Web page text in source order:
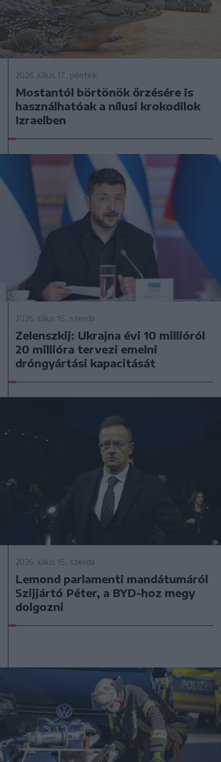
2026. július 17., péntek
Mostantól börtönök őrzésére is
használhatóak a nílusi krokodilok
Izraelben
2026. július 15., szerda
Zelenszkij: Ukrajna évi 10 millióról
20 millióra tervezi emelni
dróngyártási kapacitását
2026. július 15., szerda
Lemond parlamenti mandátumáról
Szijjártó Péter, a BYD-hoz megy
dolgozni